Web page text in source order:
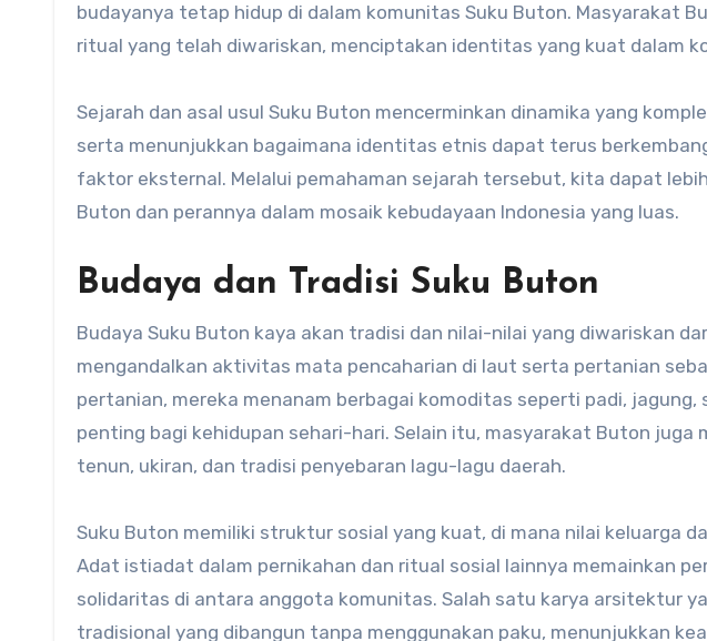
budayanya tetap hidup di dalam komunitas Suku Buton. Masyarakat
ritual yang telah diwariskan, menciptakan identitas yang kuat dalam
Sejarah dan asal usul Suku Buton mencerminkan dinamika yang
serta menunjukkan bagaimana identitas etnis dapat terus
faktor eksternal.​ Melalui pemahaman sejarah tersebut, kita dapat
Buton dan perannya dalam mosaik kebudayaan Indonesia yang luas.
Budaya dan Tradisi Suku Buton
Budaya Suku Buton kaya akan tradisi dan nilai-nilai yang diwariskan
mengandalkan aktivitas mata pencaharian di laut serta pertanian
pertanian, mereka menanam berbagai komoditas seperti padi, jagung,
penting bagi kehidupan sehari-hari. Selain itu, masyarakat Buton juga
tenun, ukiran, dan tradisi penyebaran lagu-lagu daerah.
Suku Buton memiliki struktur sosial yang kuat, di mana nilai keluarga
Adat istiadat dalam pernikahan dan ritual sosial lainnya memainkan
solidaritas di antara anggota komunitas. Salah satu karya arsitektur
tradisional yang dibangun tanpa menggunakan paku, menunjukkan